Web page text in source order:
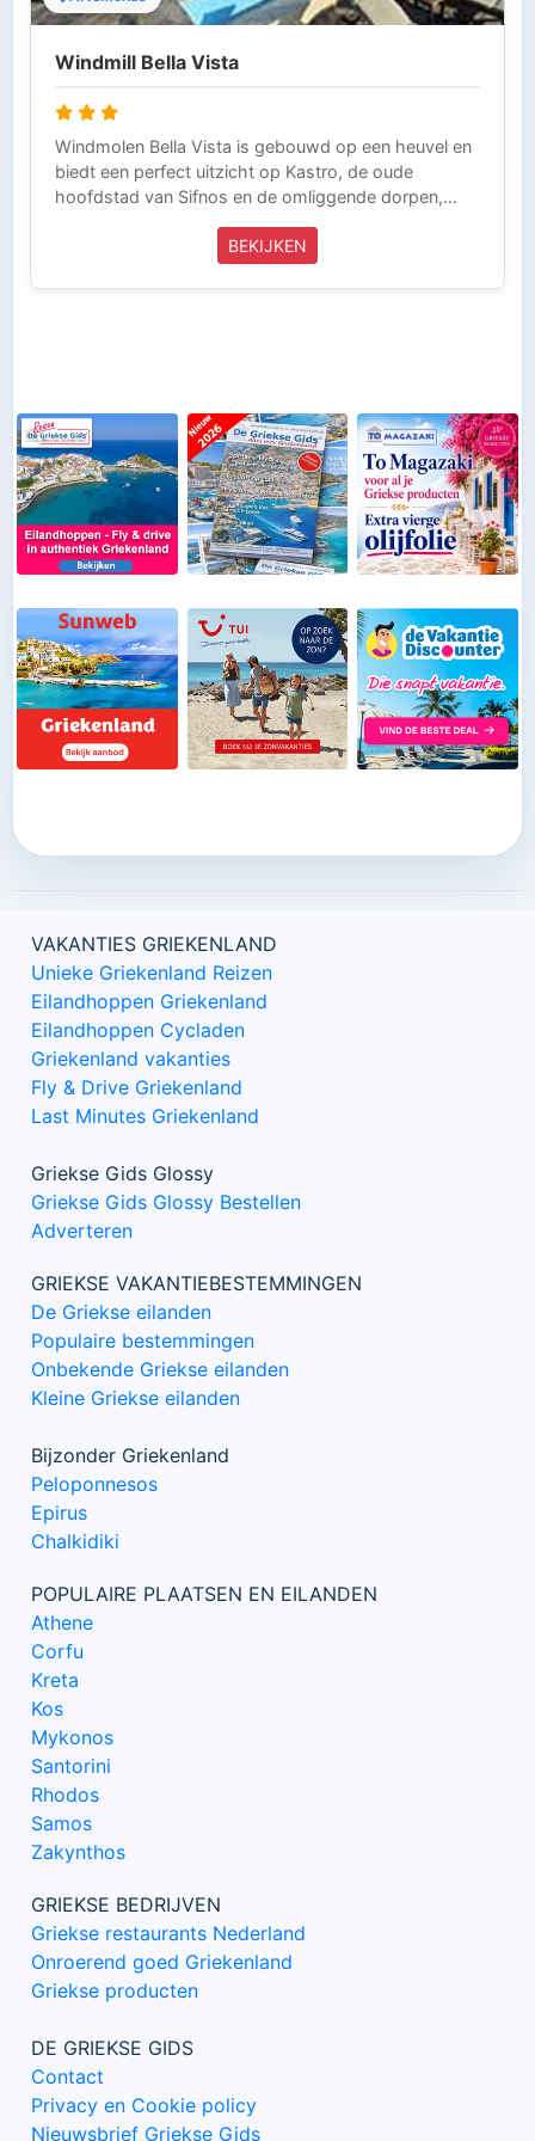
Windmill Bella Vista
Windmolen Bella Vista is gebouwd op een heuvel en
biedt een perfect uitzicht op Kastro, de oude
hoofdstad van Sifnos en de omliggende dorpen,
evenals 14 eilanden van de Egeïsche Zee.
BEKIJKEN
VAKANTIES GRIEKENLAND
Unieke Griekenland Reizen
Eilandhoppen Griekenland
Eilandhoppen Cycladen
Griekenland vakanties
Fly & Drive Griekenland
Last Minutes Griekenland
Griekse Gids Glossy
Griekse Gids Glossy Bestellen
Adverteren
GRIEKSE VAKANTIEBESTEMMINGEN
De Griekse eilanden
Populaire bestemmingen
Onbekende Griekse eilanden
Kleine Griekse eilanden
Bijzonder Griekenland
Peloponnesos
Epirus
Chalkidiki
POPULAIRE PLAATSEN EN EILANDEN
Athene
Corfu
Kreta
Kos
Mykonos
Santorini
Rhodos
Samos
Zakynthos
GRIEKSE BEDRIJVEN
Griekse restaurants Nederland
Onroerend goed Griekenland
Griekse producten
DE GRIEKSE GIDS
Contact
Privacy en Cookie policy
Nieuwsbrief Griekse Gids